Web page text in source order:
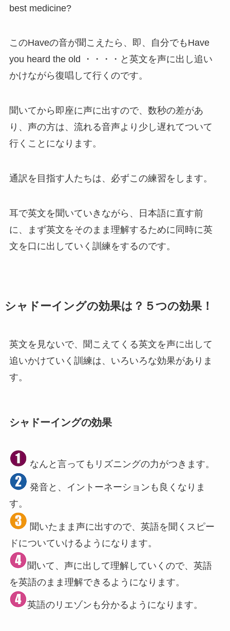
best medicine?
このHaveの音が聞こえたら、即、自分でもHave
you heard the old ・・・・と英文を声に出し追い
かけながら復唱して行くのです。
聞いてから即座に声に出すので、数秒の差があ
り、声の方は、流れる音声より少し遅れてついて
行くことになります。
通訳を目指す人たちは、必ずこの練習をします。
耳で英文を聞いていきながら、日本語に直す前
に、まず英文をそのまま理解するために同時に英
文を口に出していく訓練をするのです。
シャドーイングの効果は？５つの効果！
英文を見ないで、聞こえてくる英文を声に出して
追いかけていく訓練は、いろいろな効果がありま
す。
シャドーイングの効果
なんと言ってもリズニングの力がつきます。
発音と、イントーネーションも良くなりま
す。
聞いたまま声に出すので、英語を聞くスピー
ドについていけるようになります。
聞いて、声に出して理解していくので、英語
を英語のまま理解できるようになります。
英語のリエゾンも分かるようになります。